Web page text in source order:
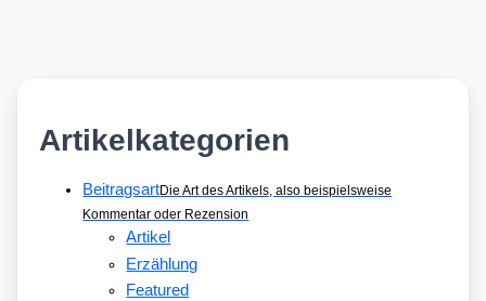
Artikelkategorien
BeitragsartDie Art des Artikels, also beispielsweise
Kommentar oder Rezension
Artikel
Erzählung
Featured